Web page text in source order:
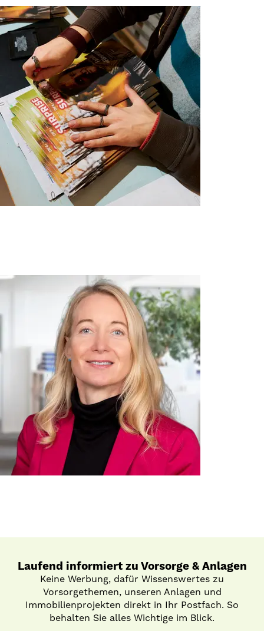
Laufend informiert zu Vorsorge & Anlagen
Keine Werbung, dafür Wissenswertes zu
Vorsorgethemen, unseren Anlagen und
Immobilienprojekten direkt in Ihr Postfach. So
behalten Sie alles Wichtige im Blick.